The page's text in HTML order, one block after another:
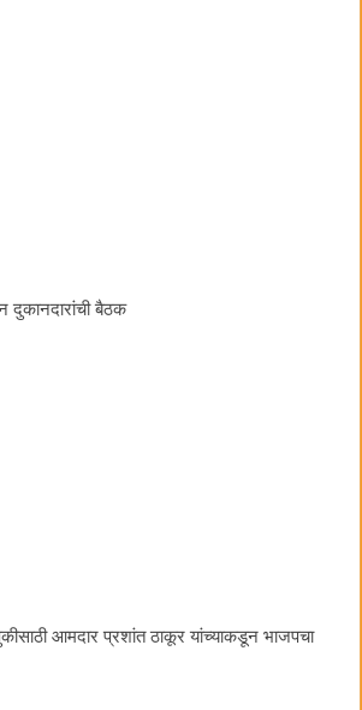
दुकानदारांची बैठक
आमदार प्रशांत ठाकूर यांच्याकडून भाजपचा